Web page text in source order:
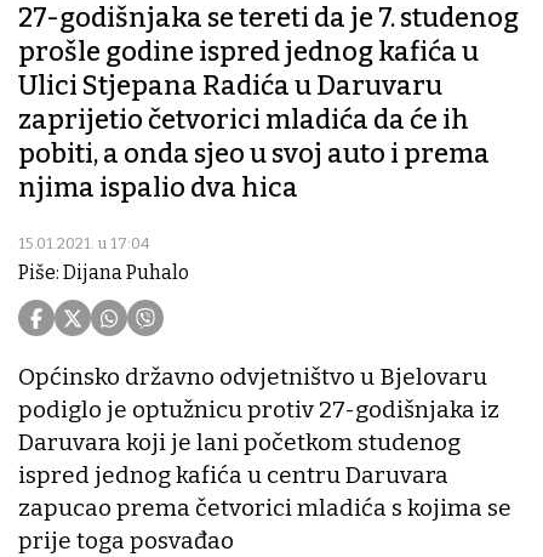
27-godišnjaka se tereti da je 7. studenog
prošle godine ispred jednog kafića u
Ulici Stjepana Radića u Daruvaru
zaprijetio četvorici mladića da će ih
pobiti, a onda sjeo u svoj auto i prema
njima ispalio dva hica
15.01.2021. u 17:04
Piše: Dijana Puhalo
Općinsko državno odvjetništvo u Bjelovaru
podiglo je optužnicu protiv 27-godišnjaka iz
Daruvara koji je lani početkom studenog
ispred jednog kafića u centru Daruvara
zapucao prema četvorici mladića s kojima se
prije toga posvađao